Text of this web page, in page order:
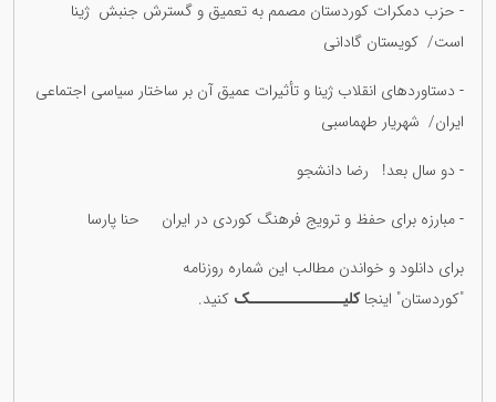
- حزب دمکرات کوردستان مصمم‌ بە تعمیق و گسترش جنبش ژینا
است/ کویستان گادانی
- دستاوردهای انقلاب ژینا و تأثیرات عمیق آن بر ساختار سیاسی اجتماعی
ایران/ شهریار طهماسبی
- دو سال بعد! رضا دانشجو
- مبارزه برای حفظ و ترویج فرهنگ کوردی در ایران حنا پارسا
برای دانلود و خواندن مطالب این شمارە روزنامە
"کوردستان" اینجاکلیــــــــــــــک کنید.